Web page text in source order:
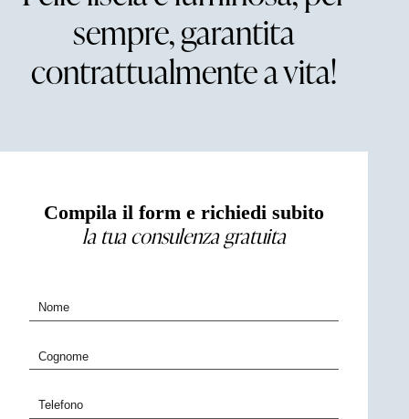
sempre, garantita
contrattualmente a vita!
Compila il form e richiedi subito
la tua consulenza gratuita